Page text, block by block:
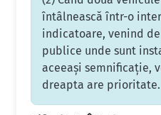
întâlnească într-o
indicatoare, venind
publice unde sunt
aceeaşi semnificaţie,
dreapta are prioritate.